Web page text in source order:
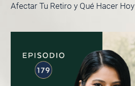
Afectar Tu Retiro y Qué Hacer Hoy